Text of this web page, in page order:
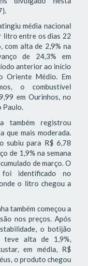
média nacional
litro entre os dias 22
com alta de 2,9% na
de 24,3% em
anterior ao início
Oriente Médio. Em
o combustível
em Ourinhos, no
Paulo.
também registrou
que mais moderada.
subiu para R$ 6,78
de 1,9% na semana
de março. O
identificado no
o litro chegou a
também começou a
nos preços. Após
o botijão
teve alta de 1,9%,
em média, R$
o produto chegou